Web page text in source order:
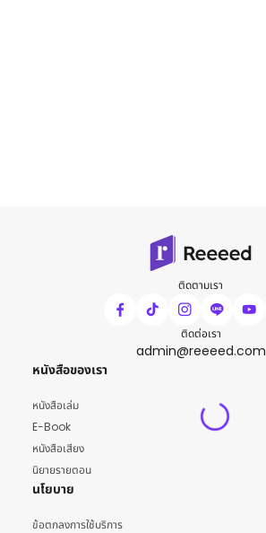
ติดตามเรา
ติดต่อเรา
admin@reeeed.com
หนังสือของเรา
หนังสือเล่ม
E-Book
หนังสือเสียง
นิยายรายตอน
นโยบาย
ข้อตกลงการใช้บริการ